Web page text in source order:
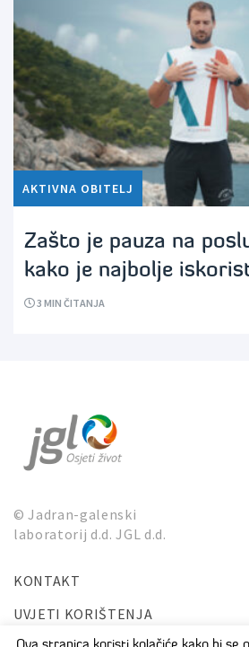
AKTIVNA OBITELJ
Zašto je pauza na
kako je najbolje
3 MIN ČITANJA
© Jadran-galenski
laboratorij d.d. JGL d.d.
KONTAKT
UVJETI KORIŠTENJA